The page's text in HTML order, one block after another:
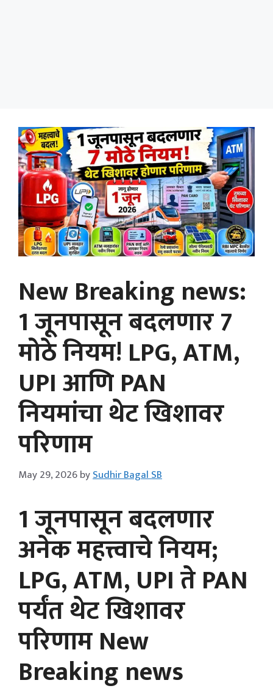
New Breaking news:
1 जूनपासून बदलणार 7
मोठे नियम! LPG, ATM,
UPI आणि PAN
नियमांचा थेट खिशावर
परिणाम
May 29, 2026bySudhir Bagal SB
1 जूनपासून बदलणार
अनेक महत्त्वाचे नियम;
LPG, ATM, UPI ते PAN
पर्यंत थेट खिशावर
परिणाम New
Breaking news